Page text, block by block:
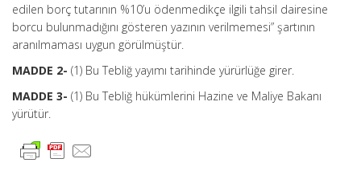
edilen borç tutarının %10’u ödenmedikçe ilgili tahsil dairesine
borcu bulunmadığını gösteren yazının verilmemesi” şartının
aranılmaması uygun görülmüştür.
MADDE 2- (1) Bu Tebliğ yayımı tarihinde yürürlüğe girer.
MADDE 3- (1) Bu Tebliğ hükümlerini Hazine ve Maliye Bakanı
yürütür.